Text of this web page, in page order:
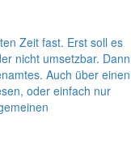
Zeit fast. Erst soll es
nicht umsetzbar. Dann
Auch über einen
oder einfach nur